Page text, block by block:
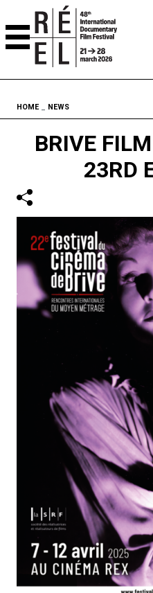
Fil d'ariane
HOME NEWS
BRIVE
23RD